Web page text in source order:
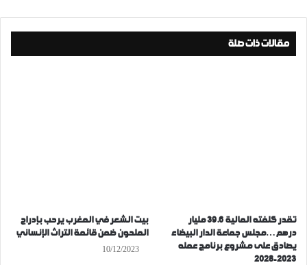
مقالات ذات صلة
تقدر كلفته المالية 39.6 مليار
درهم…مجلس جماعة الدار البيضاء
يصادق على مشروع برنامج عمله
2023-2028
بيت الشعر في المغرب يرحب بإدراج
الملحون ضمن قائمة التراث الإنساني
10/12/2023